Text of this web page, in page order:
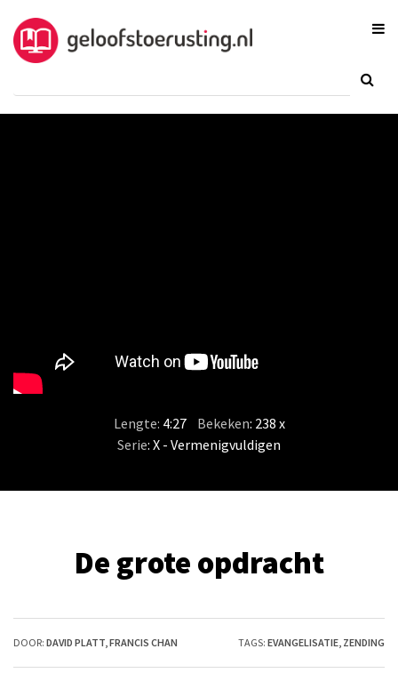
Lengte: 4:27/ Bekeken: 238 x
Serie: X - Vermenigvuldigen
De grote opdracht
DOOR: DAVID PLATT FRANCIS CHAN TAGS: EVANGELISATIE ZENDING